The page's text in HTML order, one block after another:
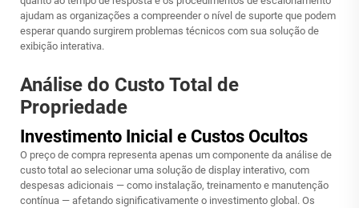
ajudam as organizações a compreender o nível de suporte que podem
esperar quando surgirem problemas técnicos com sua solução de
exibição interativa.
Análise do Custo Total de
Propriedade
Investimento Inicial e Custos Ocultos
O preço de compra representa apenas um componente da análise de
custo total ao selecionar uma solução de display interativo, com
despesas adicionais — como instalação, treinamento e manutenção
contínua — afetando significativamente o investimento global. Os